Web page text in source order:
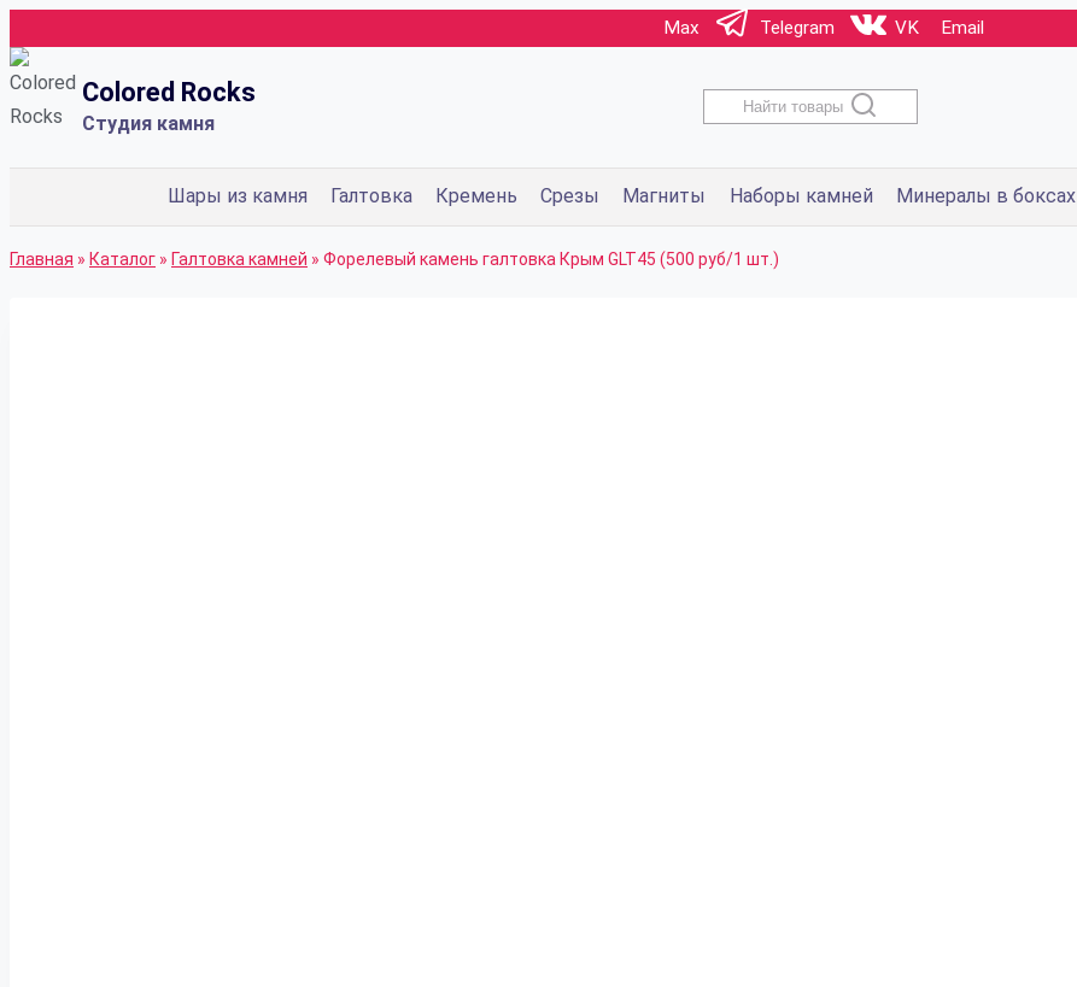
к
содержимому
Max Telegram VK Email
Colored Rocks
Студия камня
Найти товары
Шары из камня Галтовка Кремень Срезы Магниты Наборы камней Минералы в боксах
Главная » Каталог » Галтовка камней » Форелевый камень галтовка Крым GLT45 (500 руб/1 шт.)